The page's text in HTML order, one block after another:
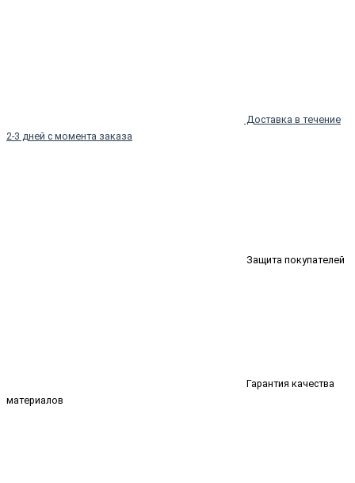
Доставка в течение
2-3 дней с момента заказа
Защита покупателей
Гарантия качества
материалов